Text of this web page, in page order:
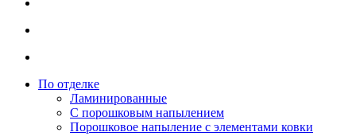
По отделке
Ламинированные
С порошковым напылением
Порошковое напыление с элементами ковки